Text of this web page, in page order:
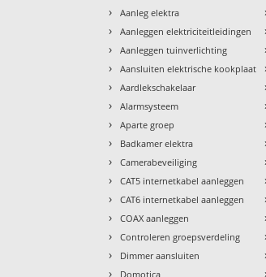
› Aanleg elektra
› Aanleggen elektriciteitleidingen
› Aanleggen tuinverlichting
› Aansluiten elektrische kookplaat
› Aardlekschakelaar
› Alarmsysteem
› Aparte groep
› Badkamer elektra
› Camerabeveiliging
› CAT5 internetkabel aanleggen
› CAT6 internetkabel aanleggen
› COAX aanleggen
› Controleren groepsverdeling
› Dimmer aansluiten
› Domotica